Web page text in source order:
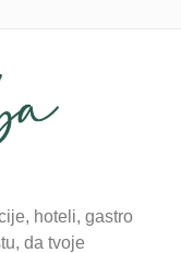
hoteli, gastro
da tvoje